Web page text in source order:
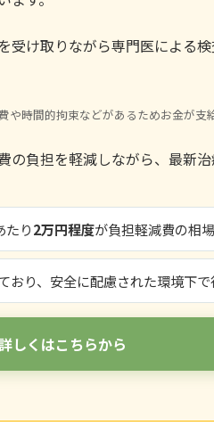
受け取りながら専門医による
時間的拘束などがあるためお金が支
の負担を軽減しながら、最新
たり2万円程度が負担軽減費の相場
り、安全に配慮された環境下で
しくはこちらから